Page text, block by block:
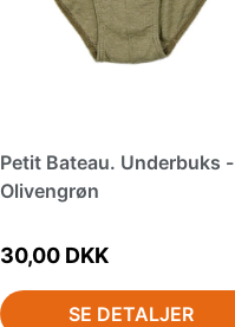
Petit Bateau. Underbuks -
Olivengrøn
30,00 DKK
SE DETALJER